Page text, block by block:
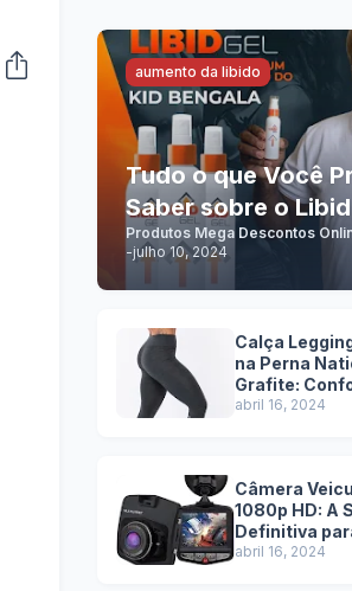
aumento da libido
Tudo o que Você
Saber sobre o
Produtos Mega Descontos
-julho 10, 2024
Calça
na Perna
Grafite:
Estilo em
abril 16, 2024
Câmera
1080p HD: A
Definitiva
Segurança na
abril 16, 2024